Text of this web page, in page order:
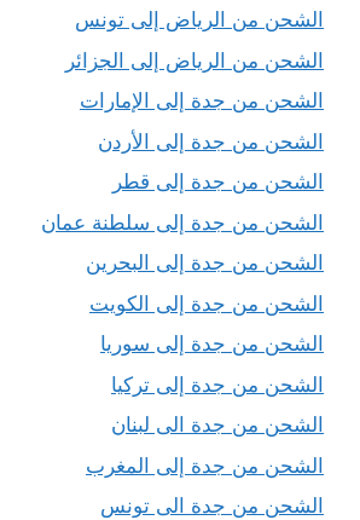
الشحن من الرياض إلى تونس
الشحن من الرياض إلى الجزائر
الشحن من جدة إلى الإمارات
الشحن من جدة إلى الأردن
الشحن من جدة إلى قطر
الشحن من جدة إلى سلطنة عمان
الشحن من جدة إلى البحرين
الشحن من جدة إلى الكويت
الشحن من جدة إلى سوريا
الشحن من جدة إلى تركيا
الشحن من جدة الى لبنان
الشحن من جدة إلى المغرب
الشحن من جدة الى تونس